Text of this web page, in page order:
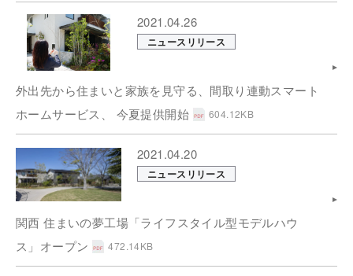
2021.04.26
ニュースリリース
外出先から住まいと家族を見守る、間取り連動スマート
ホームサービス、 今夏提供開始
604.12KB
2021.04.20
ニュースリリース
関西 住まいの夢工場「ライフスタイル型モデルハウ
ス」オープン
472.14KB